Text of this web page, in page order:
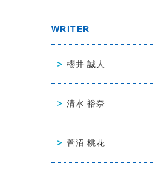
WRITER
櫻井 誠人
清水 裕奈
菅沼 桃花